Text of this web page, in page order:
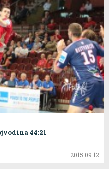
44:21
2015.09.12